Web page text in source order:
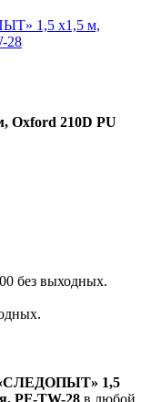
1,5 х1,5 м,
28
Oxford 210D PU
без выходных.
«СЛЕДОПЫТ» 1,5
PF-TW-28 в любой